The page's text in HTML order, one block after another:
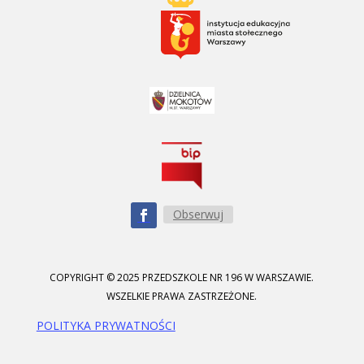
Obserwuj
COPYRIGHT © 2025 PRZEDSZKOLE NR 196 W WARSZAWIE.
WSZELKIE PRAWA ZASTRZEŻONE.
POLITYKA PRYWATNOŚCI